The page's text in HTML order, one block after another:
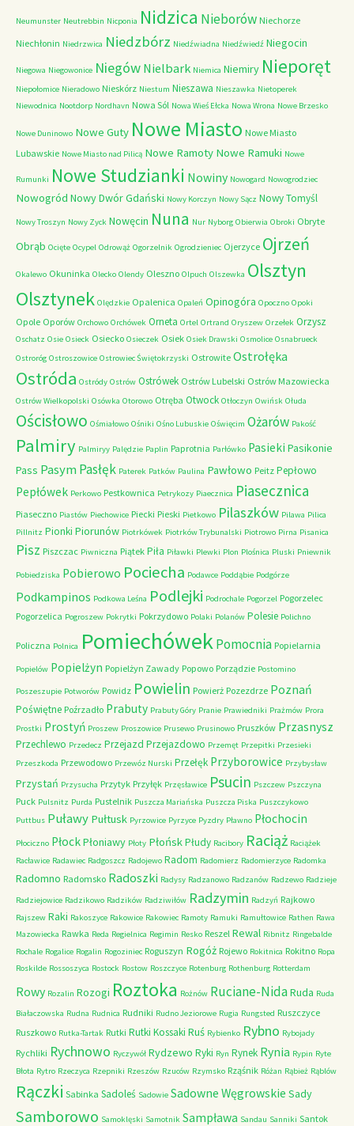
Neumunster Neutrebbin Nicponia Nidzica Nieborów Niechorze
Niechłonin Niedrzwica Niedzbórz Niedźwiadna Niedźwiedź Niegocin
Niegowa Niegowonice Niegów Nielbark Niemica Niemiry Nieporęt
Niepołomice Nieradowo Nieskórz Niestum Nieszawa Nieszawka Nietoperek
Niewodnica Nootdorp Nordhavn Nowa Sól Nowa Wieś Ełcka Nowa Wrona Nowe Brzesko
Nowe Duninowo Nowe Guty Nowe Miasto Nowe Miasto
Lubawskie Nowe Miasto nad Pilicą Nowe Ramoty Nowe Ramuki Nowe
Rumunki Nowe Studzianki Nowiny Nowogard Nowogrodziec
Nowogród Nowy Dwór Gdański Nowy Korczyn Nowy Sącz Nowy Tomyśl
Nowy Troszyn Nowy Zyck Nowęcin Nuna Nur Nyborg Obierwia Obroki Obryte
Obrąb Ocięte Ocypel Odrowąż Ogorzelnik Ogrodzieniec Ojerzyce Ojrzeń
Okalewo Okuninka Olecko Olendy Oleszno Olpuch Olszewka Olsztyn
Olsztynek Olędzkie Opalenica Opaleń Opinogóra Opoczno Opoki
Opole Oporów Orchowo Orchówek Orneta Ortel Ortrand Oryszew Orzełek Orzysz
Oschatz Osie Osieck Osiecko Osieczek Osiek Osiek Drawski Osmolice Osnabrueck
Ostroróg Ostroszowice Ostrowiec Świętokrzyski Ostrowite Ostrołęka
Ostróda Ostródy Ostrów Ostrówek Ostrów Lubelski Ostrów Mazowiecka
Ostrów Wielkopolski Osówka Otorowo Otręba Otwock Otłoczyn Owińsk Ołuda
Ościsłowo Ośmiałowo Ośniki Ośno Lubuskie Oświęcim Ożarów Pakość
Palmiry Palmiryy Palędzie Paplin Paprotnia Parłówko Pasieki Pasikonie
Pass PasymPasłęk Paterek Patków Paulina Pawłowo Peitz Pepłowo
Pepłówek Perkowo Pestkownica Petrykozy Piaecznica Piasecznica
Piaseczno Piastów Piechowice Piecki Pieski Pietkowo Pilaszków Pilawa Pilica
Pillnitz Pionki Piorunów Piotrkówek Piotrków Trybunalski Piotrowo Pirna Pisanica
Pisz Piszczac Piwniczna Piątek Piła Piławki Plewki Plon Plośnica Pluski Pniewnik
Pobiedziska Pobierowo Pociecha Podawce Poddąbie Podgórze
Podkampinos Podkowa Leśna Podlejki Podrochale Pogorzel Pogorzelec
Pogorzelica Pogroszew Pokrytki Pokrzydowo Polaki Polanów Polesie Polichno
Policzna Polnica PomiechówekPomocnia Popielarnia
Popielów Popielżyn Popielżyn Zawady Popowo Porządzie Postomino
Poszeszupie Potworów Powidz Powielin Powierż Pozezdrze Poznań
Poświętne Poźrzadło Prabuty Prabuty Góry Pranie Prawiedniki Prażmów Prora
Prostki Prostyń Proszew Proszowice Prusewo Prusinowo Pruszków Przasnysz
Przechlewo Przedecz Przejazd Przejazdowo Przemęt Przepitki Przesieki
Przeszkoda Przewodowo Przewóz Nurski Przełęk Przyborowice Przybysław
Przystań Przysucha Przytyk Przyłęk Przęsławice Psucin Pszczew Pszczyna
Puck Pulsnitz Purda Pustelnik Puszcza Mariańska Puszcza Piska Puszczykowo
Puttbus Puławy Pułtusk Pyrzowice Pyrzyce Pyzdry Pławno Płochocin
Płociczno PłockPłoniawy Płoty PłońskPłudy Racibory Raciąż Raciążek
Racławice Radawiec Radgoszcz Radojewo Radom Radomierz Radomierzyce Radomka
Radomno Radomsko Radoszki Radysy Radzanowo Radzanów Radzewo Radzieje
Radziejowice Radzikowo Radzików Radziwiłów Radzymin Radzyń Rajkowo
Rajszew Raki Rakoszyce Rakowice Rakowiec Ramoty Ramuki Ramułtowice Rathen Rawa
Mazowiecka Rawka Reda Regielnica Regimin Resko Reszel Rewal Ribnitz Ringebalde
Rochale Rogalice Rogalin Rogoziniec Roguszyn Rogóż Rojewo Rokitnica Rokitno Ropa
Roskilde Rossoszyca Rostock Rostow Roszczyce Rotenburg Rothenburg Rotterdam
Rowy Rozalin Rozogi Roztoka Rożnów Ruciane-NidaRuda Ruda
Białaczowska Rudna Rudnica Rudniki Rudno Jeziorowe Rugia Rungsted Ruszczyce
Ruszkowo Rutka-Tartak Rutki Rutki Kossaki Ruś Rybienko Rybno Rybojady
Rychliki Rychnowo Ryczywół Rydzewo Ryki Ryn Rynek Rynia Rypin Ryte
Błota Rytro Rzeczyca Rzepniki Rzeszów Rzuców Rzymsko Rząśnik Różan Rąbież Rąblów
Rączki Sabinka Sadoleś Sadowie Sadowne Węgrowskie Sady
Samborowo Samoklęski Samotnik Sampława Sandau Sanniki Santok